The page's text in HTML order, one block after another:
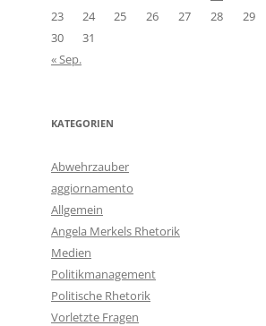
23
24 25 26 27 28
29
30
31
« Sep.
KATEGORIEN
Abwehrzauber
aggiornamento
Allgemein
Angela Merkels Rhetorik
Medien
Politikmanagement
Politische Rhetorik
Vorletzte Fragen